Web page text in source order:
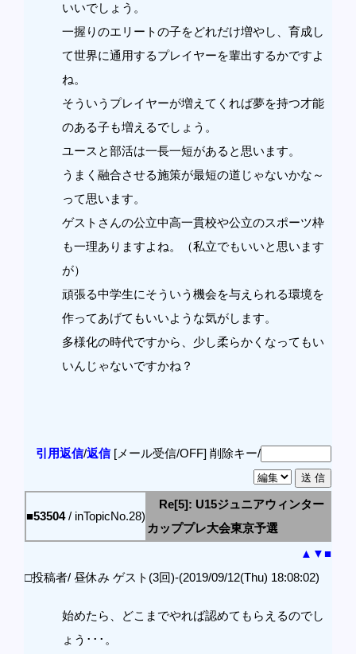
いいでしょう。
一握りのエリートの子をどれだけ増やし、育成し
て世界に通用するプレイヤーを輩出するかですよ
ね。
そういうプレイヤーが増えてくれば夢を持つ才能
のある子も増えるでしょう。
ユースと部活は一長一短があると思います。
うまく融合させる施策が最短の道じゃないかな～
って思います。
ゲストさんの公立中高一貫校や公立のスポーツ枠
も一理ありますよね。（私立でもいいと思います
が）
頑張る中学生にそういう機会を与えられる環境を
作ってあげてもいいような気がします。
多様化の時代ですから、少し柔らかくなってもい
いんじゃないですかね？
引用返信/返信[メール受信/OFF] 削除キー/
■53504/ inTopicNo.28)
Re[5]: U15ジュニアウィンター
カッププレ大会東京予選
▲ ▼■
□投稿者/ 昼休み ゲスト(3回)-(2019/09/12(Thu) 18:08:02)
始めたら、どこまでやれば認めてもらえるのでし
ょう･･･。